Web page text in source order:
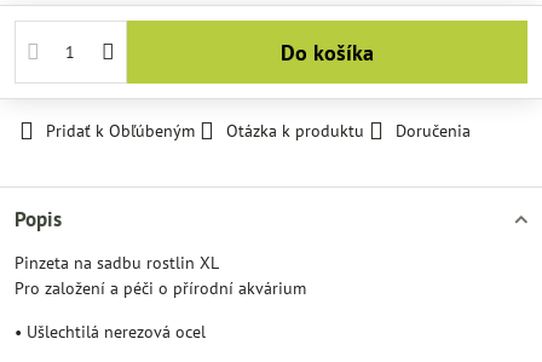
Do košíka
Pridať k Obľúbeným Otázka k produktu Doručenia
Popis
Pinzeta na sadbu rostlin XL
Pro založení a péči o přírodní akvárium
• Ušlechtilá nerezová ocel